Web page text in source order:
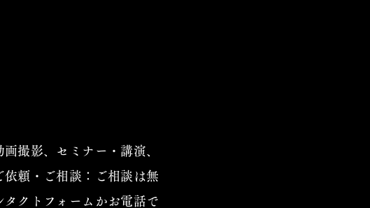
撮影、セミナー・講演、
依頼・ご相談：ご相談は無
クトフォームかお電話で